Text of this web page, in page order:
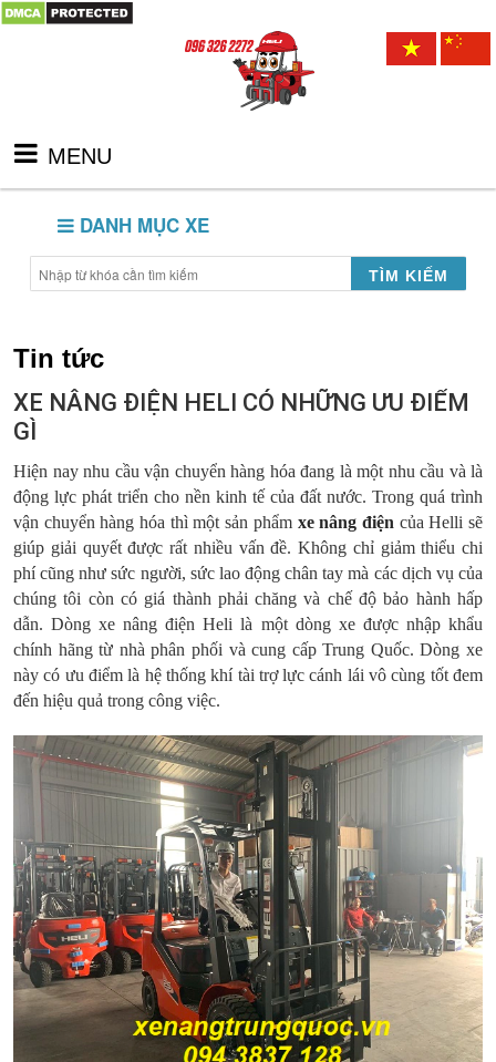
MENU
DANH MỤC XE
TÌM KIẾM
Tin tức
XE NÂNG ĐIỆN HELI CÓ NHỮNG ƯU ĐIỂM
GÌ
Hiện nay nhu cầu vận chuyển hàng hóa đang là một nhu cầu và là
động lực phát triển cho nền kinh tế của đất nước. Trong quá trình
vận chuyển hàng hóa thì một sản phẩm xe nâng điện của Helli sẽ
giúp giải quyết được rất nhiều vấn đề. Không chỉ giảm thiểu chi
phí cũng như sức người, sức lao động chân tay mà các dịch vụ của
chúng tôi còn có giá thành phải chăng và chế độ bảo hành hấp
dẫn. Dòng xe nâng điện Heli là một dòng xe được nhập khẩu
chính hãng từ nhà phân phối và cung cấp Trung Quốc. Dòng xe
này có ưu điểm là hệ thống khí tài trợ lực cánh lái vô cùng tốt đem
đến hiệu quả trong công việc.